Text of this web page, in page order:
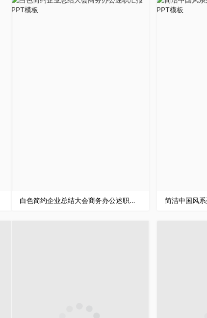
白色简约企业总结大会商务办公述职汇报PPT模板